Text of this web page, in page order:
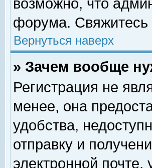
возможно, что
форума. Свяжитесь
Вернуться наверх
» Зачем вообще
Регистрация не
менее, она
удобства,
отправку и
электронной почте,